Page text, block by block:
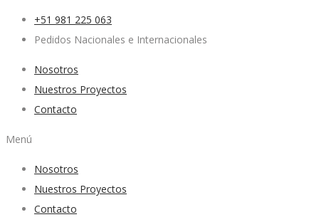
+51 981 225 063
Pedidos Nacionales e Internacionales
Nosotros
Nuestros Proyectos
Contacto
Menú
Nosotros
Nuestros Proyectos
Contacto